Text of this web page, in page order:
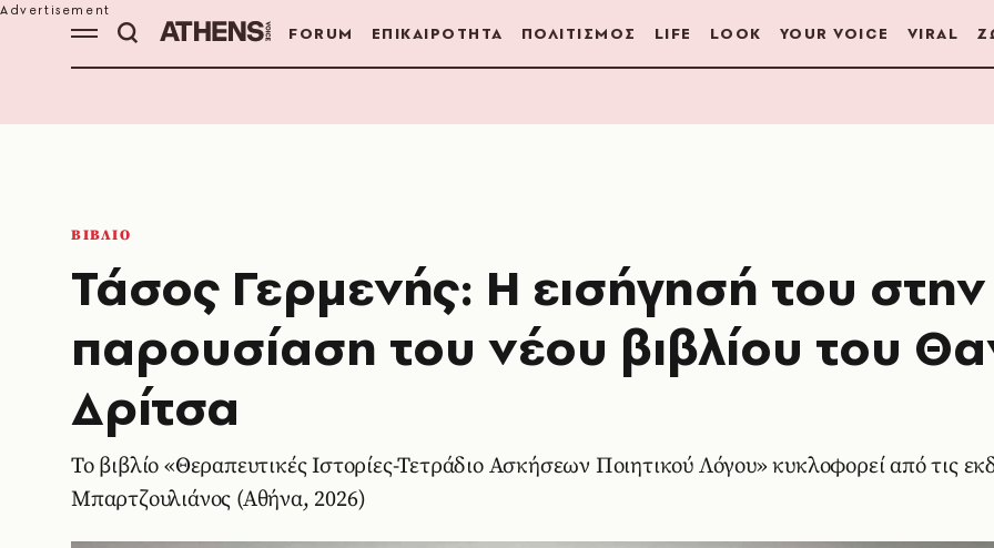
FORUM ΕΠΙΚΑΙΡΟΤΗΤΑ ΠΟΛΙΤΙΣΜΟΣ LIFE LOOK YOUR VOICE VIRAL
ΒΙΒΛΙΟ
Τάσος Γερμενής: Η εισήγησή του στην
παρουσίαση του νέου βιβλίου του
Δρίτσα
Το βιβλίο «Θεραπευτικές Ιστορίες-Τετράδιο Ασκήσεων Ποιητικού Λόγου» κυκλοφορεί από τις
Μπαρτζουλιάνος (Αθήνα, 2026)